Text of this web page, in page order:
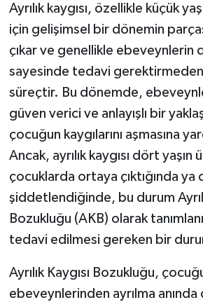
Ayrılık kaygısı, özellikle küçük
için gelişimsel bir dönemin
çıkar ve genellikle ebeveynlerin
sayesinde tedavi
süreçtir. Bu dönemde,
güven verici ve anlayışlı bir
çocuğun kaygılarını aşmasına
Ancak, ayrılık kaygısı dört yaşın
çocuklarda ortaya çıktığında ya
şiddetlendiğinde, bu durum
Bozukluğu (AKB) olarak
tedavi edilmesi gereken bir
Ayrılık Kaygısı Bozukluğu,
ebeveynlerinden ayrılma anında